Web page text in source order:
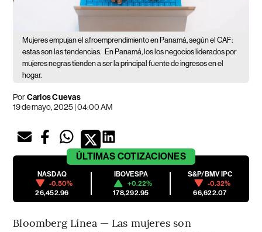
Mujeres empujan el afroemprendimiento en Panamá, según el CAF:
estas son las tendencias. En Panamá, los los negocios liderados por
mujeres negras tienden a ser la principal fuente de ingresos en el
hogar.
PorCarlos Cuevas
19 de mayo, 2025 | 04:00 AM
ÚLTIMAS COTIZACIONES
NASDAQ
-0.50%
26,452.96
IBOVESPA
+0.22%
178,292.95
S&P/BMV IPC
-0.32%
66,622.07
Bloomberg Línea — Las mujeres son